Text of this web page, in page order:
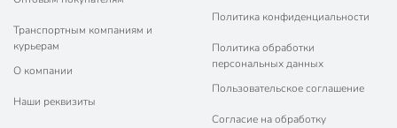
Транспортным компаниям и
курьерам
О компании
Наши реквизиты
Политика конфиденциальности
Политика обработки
персональных данных
Пользовательское соглашение
Согласие на обработку